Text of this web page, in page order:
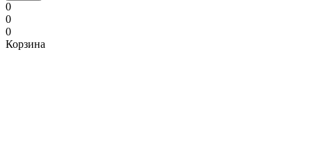
0
0
0
Корзина